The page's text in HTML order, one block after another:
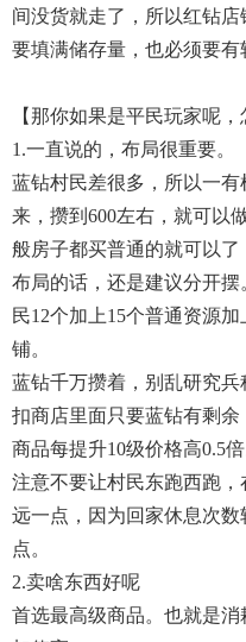
间没货就走了，所以红钻
要填满储存量，也必须要有
【那你如果是平民玩家呢
1.一直说的，布局很重要。
蓝钻村民差很多，所以一
来，攒到600左右，就可以
般房子都买普通的就可以了
布局的话，还是建议分开
民12个加上15个普通资源
铺。
蓝钻千万攒着，别乱研究
扣商店里面只要蓝钻有剩余
商品每提升10级价格高0.5
注意不要让村民东跑西跑
远一点，因为回家休息次
点。
2.卖啥东西好呢
首选最高级商品。也就是